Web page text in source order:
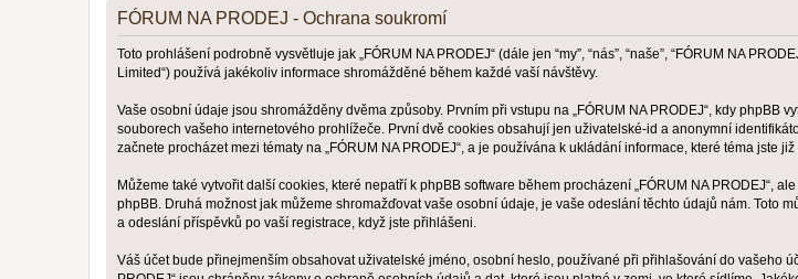
FÓRUM NA PRODEJ - Ochrana soukromí
Toto prohlášení podrobně vysvětluje jak „FÓRUM NA PRODEJ“ (dále jen “my”, “nás”, “naše”, “FÓRUM NA
Limited“) používá jakékoliv informace shromážděné během každé vaší návštěvy.
Vaše osobní údaje jsou shromážděny dvěma způsoby. Prvním při vstupu na „FÓRUM NA PRODEJ“, kdy
souborech vašeho internetového prohlížeče. První dvě cookies obsahují jen uživatelské-id a anonymní
začnete procházet mezi tématy na „FÓRUM NA PRODEJ“, a je používána k ukládání informace, které téma jste
Můžeme také vytvořit další cookies, které nepatří k phpBB software během procházení „FÓRUM NA PRODEJ“,
phpBB. Druhá možnost jak můžeme shromažďovat vaše osobní údaje, je vaše odeslání těchto údajů nám. Toto
a odeslání příspěvků po vaší registrace, když jste přihlášeni.
Váš účet bude přinejmenším obsahovat uživatelské jméno, osobní heslo, používané při přihlašování do vašeho